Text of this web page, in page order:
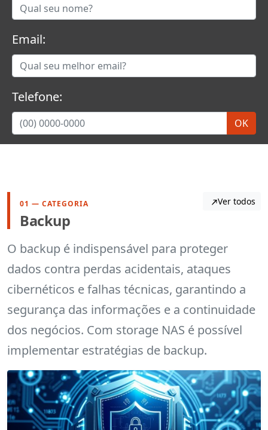
Email:
Telefone:
01 — CATEGORIA
Backup
Ver todos
O backup é indispensável para proteger
dados contra perdas acidentais, ataques
cibernéticos e falhas técnicas, garantindo a
segurança das informações e a continuidade
dos negócios. Com storage NAS é possível
implementar estratégias de backup.